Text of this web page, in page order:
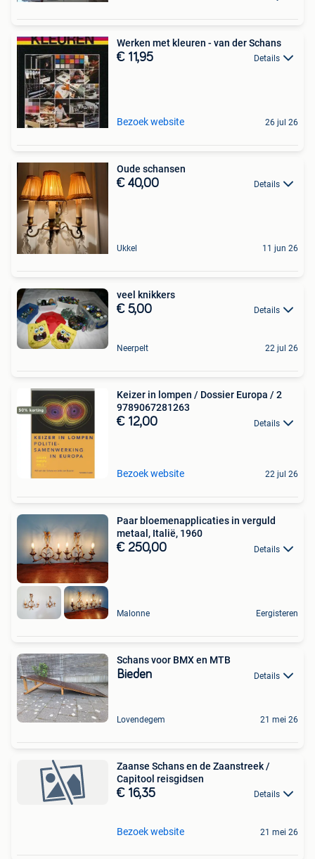
Werken met kleuren - van der Schans
€ 11,95 Details
Bezoek website 26 jul 26
Oude schansen
€ 40,00 Details
Ukkel 11 jun 26
veel knikkers
€ 5,00 Details
Neerpelt 22 jul 26
Keizer in lompen / Dossier Europa / 2
9789067281263
€ 12,00 Details
Bezoek website 22 jul 26
Paar bloemenapplicaties in verguld
metaal, Italië, 1960
€ 250,00 Details
Malonne Eergisteren
Schans voor BMX en MTB
Bieden Details
Lovendegem 21 mei 26
Zaanse Schans en de Zaanstreek /
Capitool reisgidsen
€ 16,35 Details
Bezoek website 21 mei 26